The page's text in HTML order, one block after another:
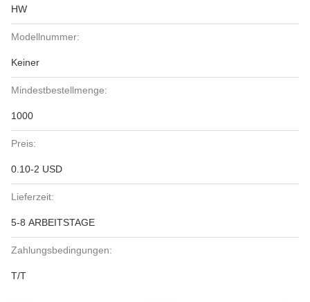
HW
Modellnummer:
Keiner
Mindestbestellmenge:
1000
Preis:
0.10-2 USD
Lieferzeit:
5-8 ARBEITSTAGE
Zahlungsbedingungen:
T/T